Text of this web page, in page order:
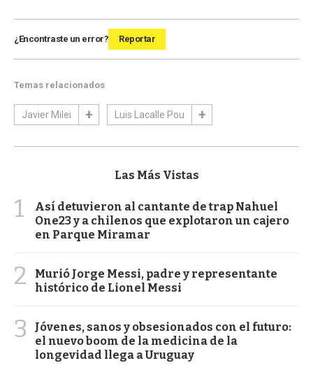
¿Encontraste un error? Reportar
Temas relacionados
Javier Milei Luis Lacalle Pou
Las Más Vistas
1
Así detuvieron al cantante de trap Nahuel
One23 y a chilenos que explotaron un cajero
en Parque Miramar
2
Murió Jorge Messi, padre y representante
histórico de Lionel Messi
3
Jóvenes, sanos y obsesionados con el futuro:
el nuevo boom de la medicina de la
longevidad llega a Uruguay